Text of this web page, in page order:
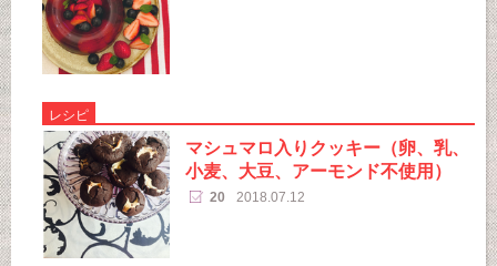
レシピ
マシュマロ入りクッキー（卵、乳、
小麦、大豆、アーモンド不使用）
20 2018.07.12